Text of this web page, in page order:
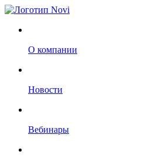
О компании
Новости
Вебинары